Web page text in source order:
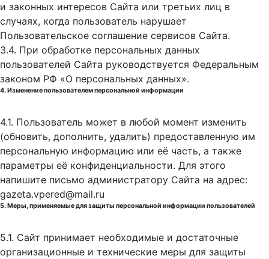
и законных интересов Сайта или третьих лиц в
случаях, когда пользователь нарушает
Пользовательское соглашение сервисов Сайта.
3.4. При обработке персональных данных
пользователей Сайта руководствуется Федеральным
законом РФ «О персональных данных».
4. Изменение пользователем персональной информации
4.1. Пользователь может в любой момент изменить
(обновить, дополнить, удалить) предоставленную им
персональную информацию или её часть, а также
параметры её конфиденциальности. Для этого
напишите письмо администратору Сайта на адрес:
gazeta.vpered@mail.ru
5. Меры, применяемые для защиты персональной информации пользователей
5.1. Сайт принимает необходимые и достаточные
организационные и технические меры для защиты